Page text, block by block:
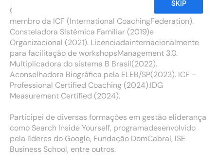
Coach (2017) com formação pelo InstitutoEcoSocial,
membro da ICF (International CoachingFederation).
Consteladora Sistêmica Familiar (2019)e
Organizacional (2021). Licenciadainternacionalmente
para facilitação de workshopsManagement 3.0.
Multiplicadora do sistema B Brasil(2022).
Aconselhadora Biográfica pela ELEB/SP(2023). ICF -
Professional Certified Coaching (2024).IDG
Measurement Certified (2024).
Participei de diversas formações em gestão eliderança
como Search Inside Yourself, programadesenvolvido
pela líderes do Google, Fundação DomCabral, ISE
Business School, entre outros.